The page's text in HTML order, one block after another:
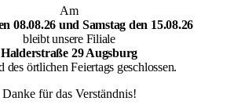
Am
08.08.26 und Samstag den 15.08.26
bleibt unsere Filiale
Halderstraße 29 Augsburg
des örtlichen Feiertags geschlossen.
Danke für das Verständnis!